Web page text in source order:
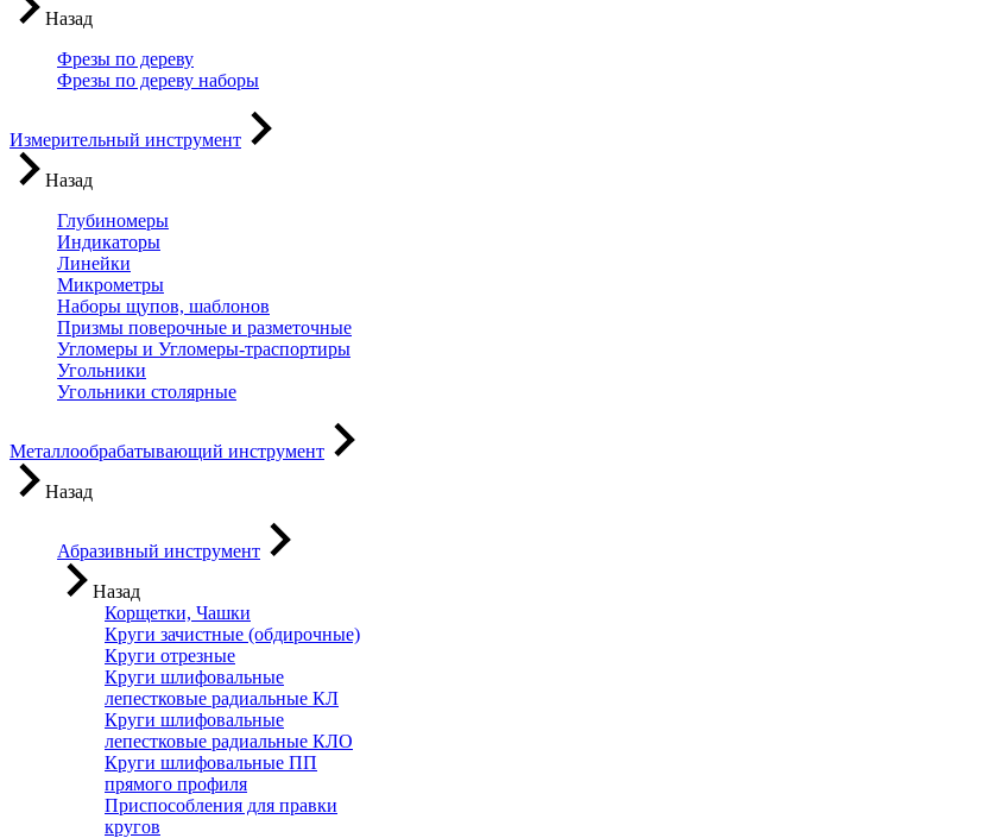
Назад
Фрезы по дереву
Фрезы по дереву наборы
Измерительный инструмент
Назад
Глубиномеры
Индикаторы
Линейки
Микрометры
Наборы щупов, шаблонов
Призмы поверочные и разметочные
Угломеры и Угломеры-траспортиры
Угольники
Угольники столярные
Металлообрабатывающий инструмент
Назад
Абразивный инструмент
Назад
Корщетки, Чашки
Круги зачистные (обдирочные)
Круги отрезные
Круги шлифовальные
лепестковые радиальные КЛ
Круги шлифовальные
лепестковые радиальные КЛО
Круги шлифовальные ПП
прямого профиля
Приспособления для правки
кругов